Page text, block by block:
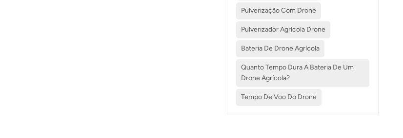
Pulverização Com Drone
Pulverizador Agrícola Drone
Bateria De Drone Agrícola
Quanto Tempo Dura A Bateria De Um
Drone Agrícola?
Tempo De Voo Do Drone